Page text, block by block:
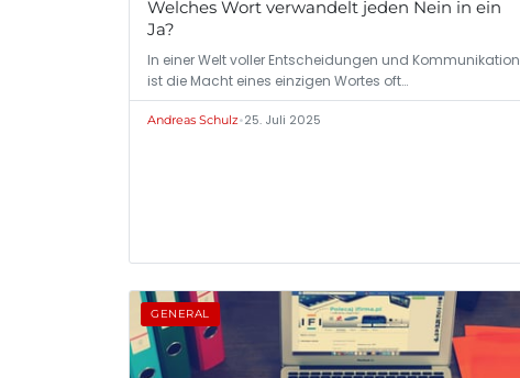
Welches Wort verwandelt jeden Nein in ein
Ja?
In einer Welt voller Entscheidungen und Kommunikation
ist die Macht eines einzigen Wortes oft…
Andreas Schulz•25. Juli 2025
GENERAL